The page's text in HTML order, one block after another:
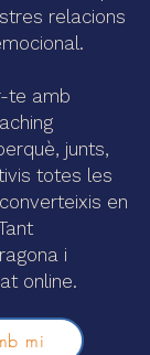
relacions
te amb
junts,
totes les
en
i
online.
mi